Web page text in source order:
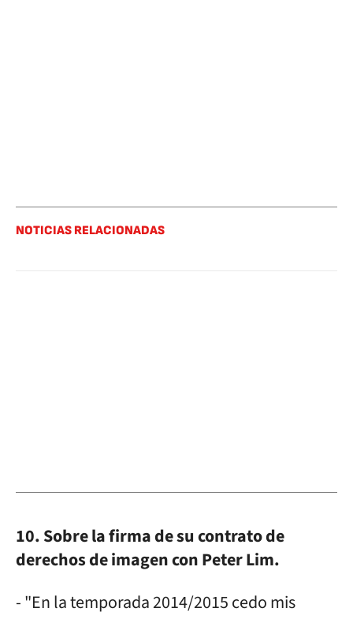
NOTICIAS RELACIONADAS
10. Sobre la firma de su contrato de
derechos de imagen con Peter Lim.
- "En la temporada 2014/2015 cedo mis